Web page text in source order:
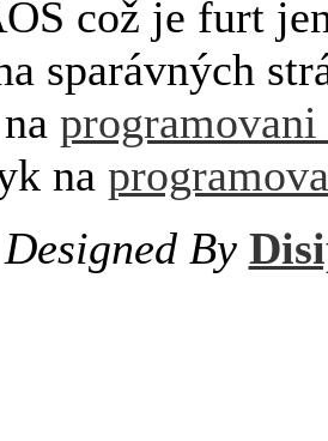
což je furt
sparávných
programovani
na
By